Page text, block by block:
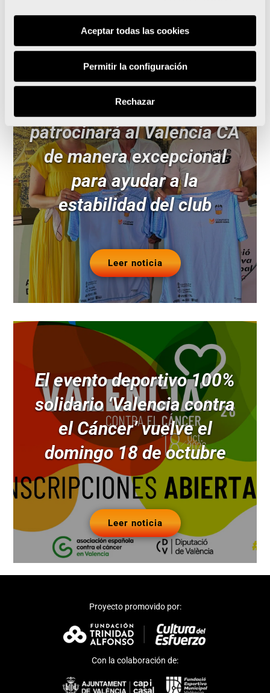
Aceptar todas las cookies
Permitir la configuración
Rechazar
El Maratón Valencia
patrocinará al Valencia CA
de manera excepcional
para ayudar a la
estabilidad del club
Leer noticia
El evento deportivo 100%
solidario ‘Valencia contra
el Cáncer’ vuelve el
domingo 18 de octubre
Leer noticia
Proyecto promovido por:
Con la colaboración de: